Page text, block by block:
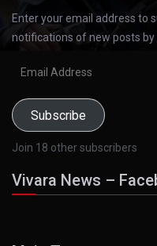
Enter your email address to
notifications of new posts by
Subscribe
Join 18 other subscribers
Vivara News –